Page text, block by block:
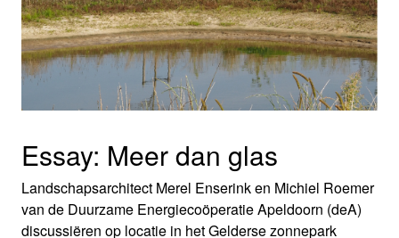
Essay: Meer dan glas
Landschapsarchitect Merel Enserink en Michiel Roemer
van de Duurzame Energiecoöperatie Apeldoorn (deA)
discussiëren op locatie in het Gelderse zonnepark